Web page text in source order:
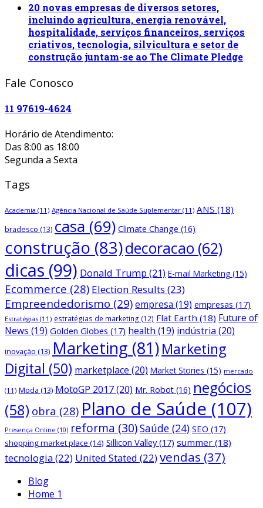
20 novas empresas de diversos setores,
incluindo agricultura, energia renovável,
hospitalidade, serviços financeiros, serviços
criativos, tecnologia, silvicultura e setor de
construção juntam-se ao The Climate Pledge
Fale Conosco
11 97619-4624
Horário de Atendimento:
Das 8:00 as 18:00
Segunda a Sexta
Tags
Academia (11) Agência Nacional de Saúde Suplementar (11) ANS (18)
bradesco (13) casa (69) Climate Change (16)
construção (83)decoracao (62)
dicas (99) Donald Trump (21) E-mail Marketing (15)
Ecommerce (28) Election Results (23)
Empreendedorismo (29)empresa (19) empresas (17)
Estratégias (11) estratégias de marketing (12) Flat Earth (18) Future of
News (19) Golden Globes (17) health (19) indústria (20)
inovação (13) Marketing (81)Marketing
Digital (50) marketplace (20) Market Stories (15) mercado
(11) Moda (13) MotoGP 2017(20) Mr. Robot (16) negócios
(58) obra (28) Plano de Saúde (107)
Presença Online (10) reforma (30)Saúde (24) SEO (17)
shopping market place (14) Sillicon Valley(17) summer (18)
tecnologia(22) United Stated (22) vendas (37)
Blog
Home 1